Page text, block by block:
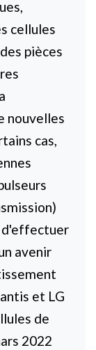
cellules
pièces
nouvelles
cas,
d'effectuer
avenir
et LG
de
2022